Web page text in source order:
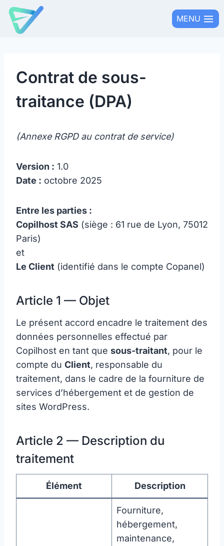
Aller
contenu
MENU
Contrat de sous-
traitance (DPA)
(Annexe RGPD au contrat de service)
Version : 1.0
Date : octobre 2025
Entre les parties :
Copilhost SAS (siège : 61 rue de Lyon, 75012
Paris)
et
Le Client (identifié dans le compte Copanel)
Article 1 — Objet
Le présent accord encadre le traitement des
données personnelles effectué par
Copilhost en tant que sous-traitant, pour le
compte du Client, responsable du
traitement, dans le cadre de la fourniture de
services d’hébergement et de gestion de
sites WordPress.
Article 2 — Description du
traitement
Élément Description
Fourniture,
hébergement,
maintenance,